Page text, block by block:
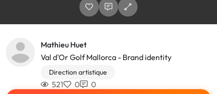
Mathieu Huet
Val d'Or Golf Mallorca - Brand identity
Direction artistique
521 0
0